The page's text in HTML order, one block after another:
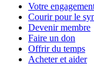
Votre
Courir pour le
Devenir membre
Faire un don
Offrir du temps
Acheter et aider